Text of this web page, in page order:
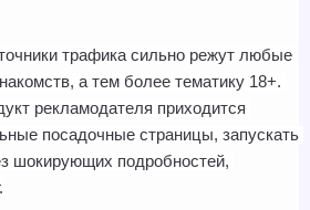
трафика сильно режут любые
а тем более тематику 18+.
рекламодателя приходится
посадочные страницы, запускать
шокирующих подробностей,